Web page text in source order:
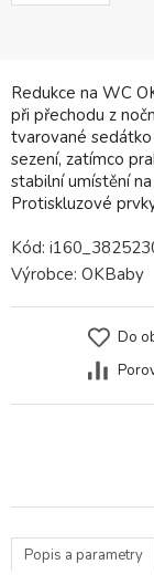
Redukce na WC
při přechodu z
tvarované
sezení, zatímco
stabilní umístění
Protiskluzové
Kód:
Výrobce: OKBaby
Do
Popis a parametry